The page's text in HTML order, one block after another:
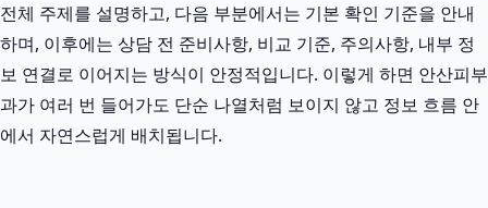
전체 주제를 설명하고, 다음 부분에서는 기본 확인 기준을 안내
하며, 이후에는 상담 전 준비사항, 비교 기준, 주의사항, 내부 정
보 연결로 이어지는 방식이 안정적입니다. 이렇게 하면 안산피부
과가 여러 번 들어가도 단순 나열처럼 보이지 않고 정보 흐름 안
에서 자연스럽게 배치됩니다.